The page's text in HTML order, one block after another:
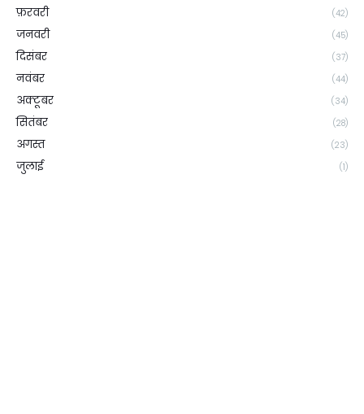
फ़रवरी (42)
जनवरी (45)
दिसंबर (37)
नवंबर (44)
अक्टूबर (34)
सितंबर (28)
अगस्त (23)
जुलाई (1)